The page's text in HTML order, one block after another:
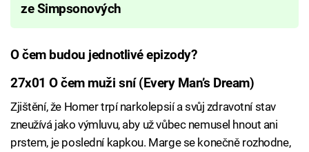
ze Simpsonových
O čem budou jednotlivé epizody?
27x01 O čem muži sní (Every Man’s Dream)
Zjištění, že Homer trpí narkolepsií a svůj zdravotní stav
zneužívá jako výmluvu, aby už vůbec nemusel hnout ani
prstem, je poslední kapkou. Marge se konečně rozhodne,